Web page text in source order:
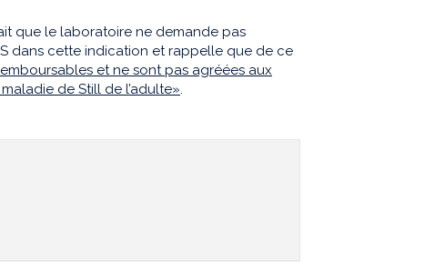
que le laboratoire ne demande pas
dans cette indication et rappelle que de ce
et ne sont pas agréées aux
de Still de l’adulte».